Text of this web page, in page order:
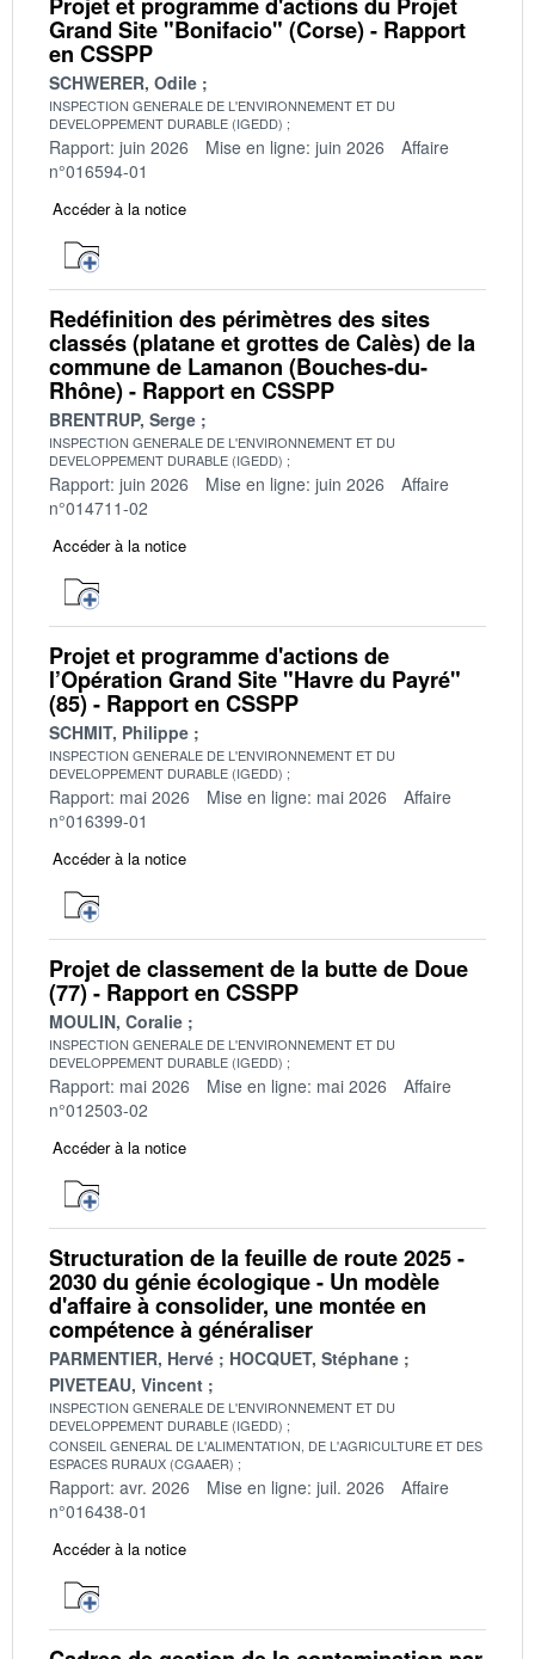
Grand Site "Bonifacio" (Corse) - Rapport
en CSSPP
SCHWERER, Odile
INSPECTION GENERALE DE L'ENVIRONNEMENT ET DU
DEVELOPPEMENT DURABLE (IGEDD)
Rapport: juin 2026 Mise en ligne: juin 2026
Affaire
n°016594-01
Accéder à la notice
Redéfinition des périmètres des sites
classés (platane et grottes de Calès) de la
commune de Lamanon (Bouches-du-
Rhône) - Rapport en CSSPP
BRENTRUP, Serge
INSPECTION GENERALE DE L'ENVIRONNEMENT ET DU
DEVELOPPEMENT DURABLE (IGEDD)
Rapport: juin 2026 Mise en ligne: juin 2026
Affaire
n°014711-02
Accéder à la notice
Projet et programme d'actions de
l’Opération Grand Site "Havre du Payré"
(85) - Rapport en CSSPP
SCHMIT, Philippe
INSPECTION GENERALE DE L'ENVIRONNEMENT ET DU
DEVELOPPEMENT DURABLE (IGEDD)
Rapport: mai 2026 Mise en ligne: mai 2026
Affaire
n°016399-01
Accéder à la notice
Projet de classement de la butte de Doue
(77) - Rapport en CSSPP
MOULIN, Coralie
INSPECTION GENERALE DE L'ENVIRONNEMENT ET DU
DEVELOPPEMENT DURABLE (IGEDD)
Rapport: mai 2026 Mise en ligne: mai 2026
Affaire
n°012503-02
Accéder à la notice
Structuration de la feuille de route 2025 -
2030 du génie écologique - Un modèle
d'affaire à consolider, une montée en
compétence à généraliser
PARMENTIER, Hervé
HOCQUET, Stéphane
PIVETEAU, Vincent
INSPECTION GENERALE DE L'ENVIRONNEMENT ET DU
DEVELOPPEMENT DURABLE (IGEDD)
CONSEIL GENERAL DE L'ALIMENTATION, DE L'AGRICULTURE ET DES
ESPACES RURAUX (CGAAER)
Rapport: avr. 2026 Mise en ligne: juil. 2026
Affaire
n°016438-01
Accéder à la notice